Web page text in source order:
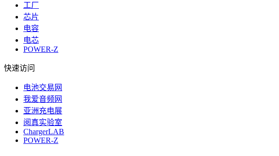
工厂
芯片
电容
电芯
POWER-Z
快速访问
电池交易网
我爱音频网
亚洲充电展
阅真实验室
ChargerLAB
POWER-Z